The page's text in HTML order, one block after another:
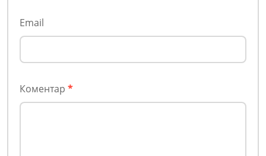
Email
Коментар *